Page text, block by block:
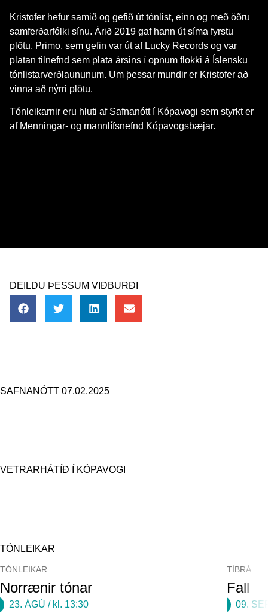
Kristofer hefur samið og gefið út tónlist, einn og með öðru
samferðarfólki sínu. Árið 2019 gaf hann út síma fyrstu
plötu, Primo, sem gefin var út af Lucky Records og var
platan tilnefnd sem plata ársins í opnum flokki á Íslensku
tónlistarverðlaununum. Um þessar mundir er Kristofer að
vinna að nýrri plötu.
Tónleikarnir eru hluti af Safnanótt í Kópavogi sem styrkt er
af Menningar- og mannlífsnefnd Kópavogsbæjar.
DEILDU ÞESSUM VIÐBURÐI
SAFNANÓTT 07.02.2025
VETRARHÁTÍÐ Í KÓPAVOGI
TÓNLEIKAR
TÓNLEIKAR
Norrænir tónar
23. ÁGÚ / kl. 13:30
TÍBRÁ
Fall
09.